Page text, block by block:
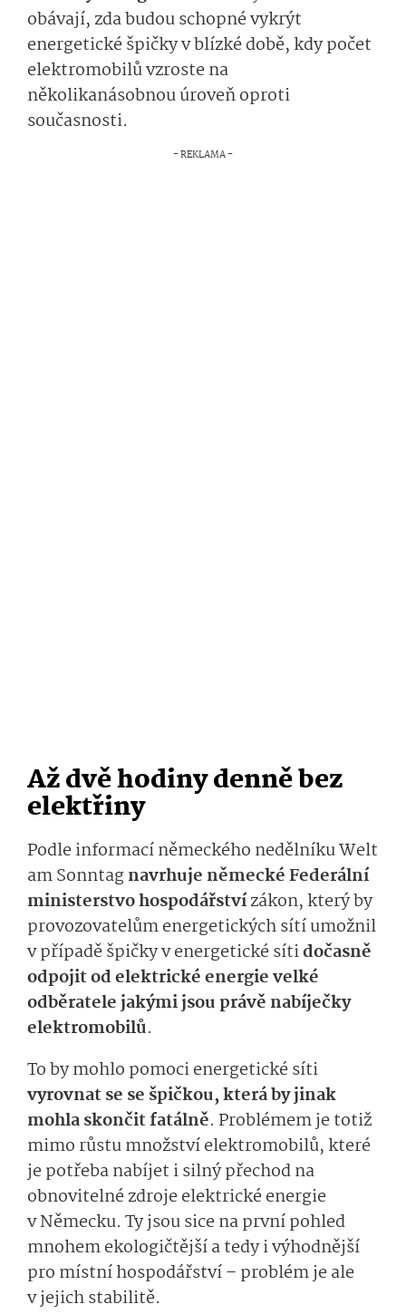
obávají, zda budou schopné vykrýt
energetické špičky v blízké době, kdy počet
elektromobilů vzroste na
několikanásobnou úroveň oproti
současnosti.
Až dvě hodiny denně bez
elektřiny
Podle informací německého nedělníku Welt
am Sonntagnavrhuje německé Federální
ministerstvo hospodářstvízákon, který by
provozovatelům energetických sítí umožnil
v případě špičky v energetické sítidočasně
odpojit od elektrické energie velké
odběratele jakými jsou právě nabíječky
elektromobilů.
To by mohlo pomoci energetické síti
vyrovnat se se špičkou, která by jinak
mohla skončit fatálně. Problémem je totiž
mimo růstu množství elektromobilů, které
je potřeba nabíjet i silný přechod na
obnovitelné zdroje elektrické energie
v Německu. Ty jsou sice na první pohled
mnohem ekologičtější a tedy i výhodnější
pro místní hospodářství – problém je ale
v jejich stabilitě.